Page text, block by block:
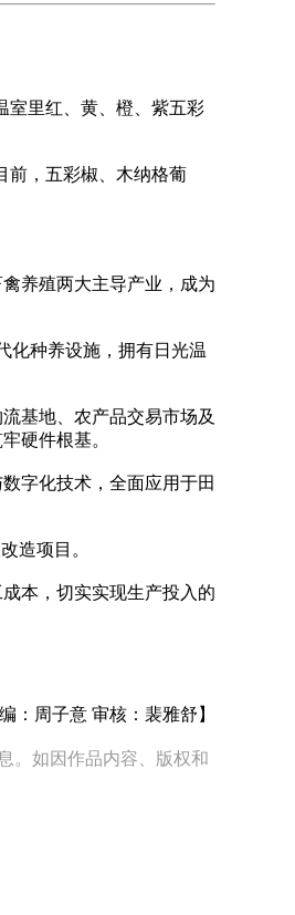
里红、黄、橙、紫五彩
前，五彩椒、木纳格葡
养殖两大主导产业，成为
化种养设施，拥有日光温
基地、农产品交易市场及
硬件根基。
字化技术，全面应用于田
造项目。
本，切实实现生产投入的
：周子意 审核：裴雅舒】
。如因作品内容、版权和